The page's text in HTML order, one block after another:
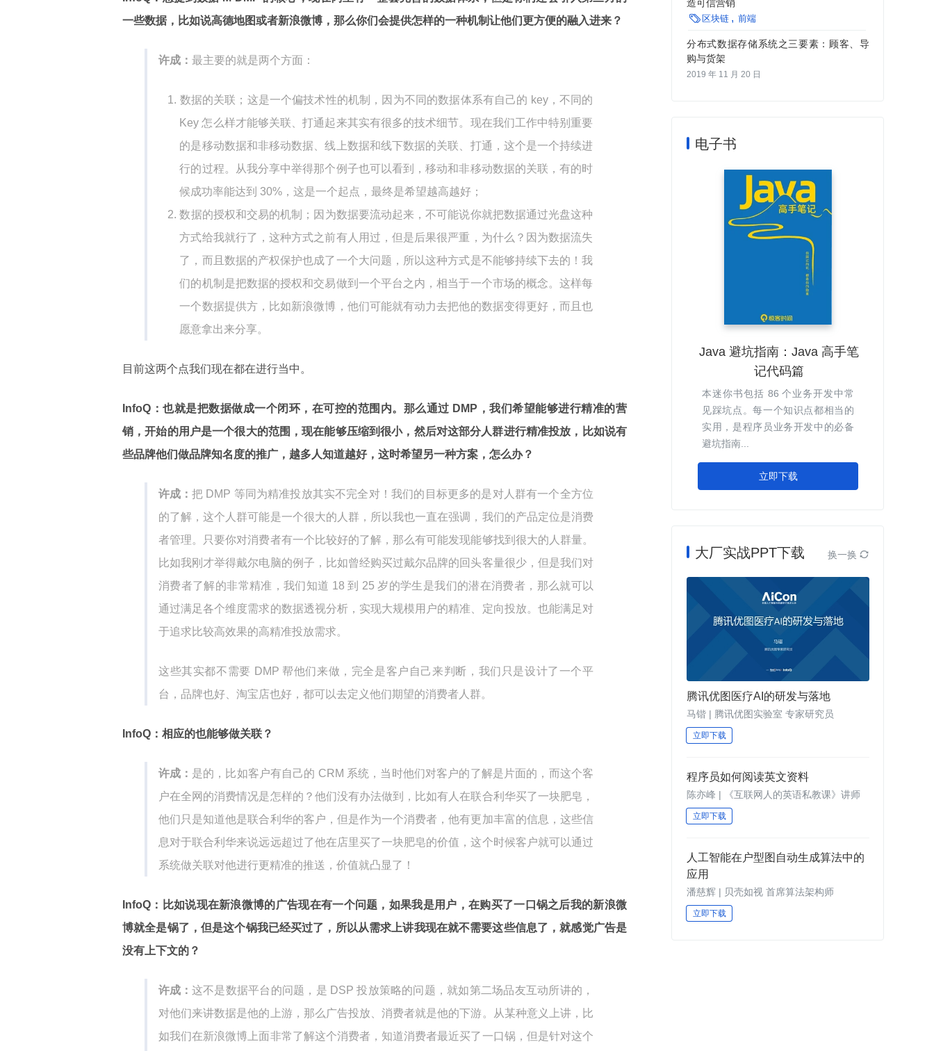
一些数据，比如说高德地图或者新浪微博，那么你们会提供怎样的一种机制让他们更方便的融入进来？
许成： 最主要的就是两个方面：
数据的关联；这是一个偏技术性的机制，因为不同的数据体系有自己的 key，不同的
Key 怎么样才能够关联、打通起来其实有很多的技术细节。现在我们工作中特别重要
的是移动数据和非移动数据、线上数据和线下数据的关联、打通，这个是一个持续进
行的过程。从我分享中举得那个例子也可以看到，移动和非移动数据的关联，有的时
候成功率能达到 30%，这是一个起点，最终是希望越高越好；
数据的授权和交易的机制；因为数据要流动起来，不可能说你就把数据通过光盘这种
方式给我就行了，这种方式之前有人用过，但是后果很严重，为什么？因为数据流失
了，而且数据的产权保护也成了一个大问题，所以这种方式是不能够持续下去的！我
们的机制是把数据的授权和交易做到一个平台之内，相当于一个市场的概念。这样每
一个数据提供方，比如新浪微博，他们可能就有动力去把他的数据变得更好，而且也
愿意拿出来分享。
目前这两个点我们现在都在进行当中。
InfoQ：也就是把数据做成一个闭环，在可控的范围内。那么通过 DMP，我们希望能够进行精准的营
销，开始的用户是一个很大的范围，现在能够压缩到很小，然后对这部分人群进行精准投放，比如说有
些品牌他们做品牌知名度的推广，越多人知道越好，这时希望另一种方案，怎么办？
许成： 把 DMP 等同为精准投放其实不完全对！我们的目标更多的是对人群有一个全方位
的了解，这个人群可能是一个很大的人群，所以我也一直在强调，我们的产品定位是消费
者管理。只要你对消费者有一个比较好的了解，那么有可能发现能够找到很大的人群量。
比如我刚才举得戴尔电脑的例子，比如曾经购买过戴尔品牌的回头客量很少，但是我们对
消费者了解的非常精准，我们知道 18 到 25 岁的学生是我们的潜在消费者，那么就可以
通过满足各个维度需求的数据透视分析，实现大规模用户的精准、定向投放。也能满足对
于追求比较高效果的高精准投放需求。
这些其实都不需要 DMP 帮他们来做，完全是客户自己来判断，我们只是设计了一个平
台，品牌也好、淘宝店也好，都可以去定义他们期望的消费者人群。
InfoQ：相应的也能够做关联？
许成： 是的，比如客户有自己的 CRM 系统，当时他们对客户的了解是片面的，而这个客
户在全网的消费情况是怎样的？他们没有办法做到，比如有人在联合利华买了一块肥皂，
他们只是知道他是联合利华的客户，但是作为一个消费者，他有更加丰富的信息，这些信
息对于联合利华来说远远超过了他在店里买了一块肥皂的价值，这个时候客户就可以通过
系统做关联对他进行更精准的推送，价值就凸显了！
InfoQ：比如说现在新浪微博的广告现在有一个问题，如果我是用户，在购买了一口锅之后我的新浪微
博就全是锅了，但是这个锅我已经买过了，所以从需求上讲我现在就不需要这些信息了，就感觉广告是
没有上下文的？
许成： 这不是数据平台的问题，是 DSP 投放策略的问题，就如第二场品友互动所讲的，
对他们来讲数据是他的上游，那么广告投放、消费者就是他的下游。从某种意义上讲，比
如我们在新浪微博上面非常了解这个消费者，知道消费者最近买了一口锅，但是针对这个
造可信营销
 区块链 前端
分布式数据存储系统之三要素：顾客、导
购与货架
2019 年 11 月 20 日
电子书
Java 避坑指南：Java 高手笔
记代码篇
本迷你书包括 86 个业务开发中常
见踩坑点。每一个知识点都相当的
实用，是程序员业务开发中的必备
避坑指南...
立即下载
大厂实战PPT下载 换一换 
腾讯优图医疗AI的研发与落地
马锴 | 腾讯优图实验室 专家研究员
立即下载
程序员如何阅读英文资料
陈亦峰 | 《互联网人的英语私教课》讲师
立即下载
人工智能在户型图自动生成算法中的
应用
潘慈辉 | 贝壳如视 首席算法架构师
立即下载